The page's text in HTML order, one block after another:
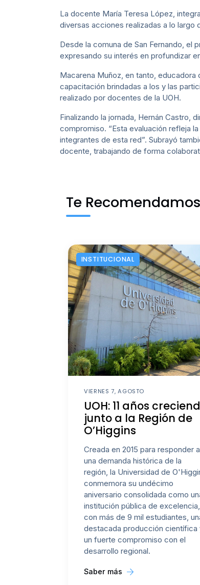
La docente María Teresa López,
diversas acciones realizadas a lo largo
Desde la comuna de San Fernando, el
expresando su interés en profundizar
Macarena Muñoz, en tanto,
capacitación brindadas a los y las
realizado por docentes de la UOH.
Finalizando la jornada, Hernán Castro,
compromiso. “Esta evaluación refleja
integrantes de esta red”. Subrayó
docente, trabajando de forma
Te Recomendamos
INSTITUCIONAL
VIERNES 7, AGOSTO
UOH: 11 años
junto a la Región de
O’Higgins
Creada en 2015 para responder a
una demanda histórica de la
región, la Universidad de
conmemora su undécimo
aniversario consolidada como
institución pública de excelencia,
con más de 9 mil estudiantes,
destacada producción científica
un fuerte compromiso con el
desarrollo regional.
Saber más